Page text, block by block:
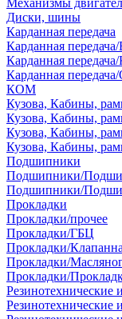
Механизмы
Диски, шины
Карданная передача
Карданная
Карданная
Карданная
КОМ
Кузова, Кабины,
Кузова, Кабины,
Кузова, Кабины,
Кузова, Кабины,
Подшипники
Подшипники/
Подшипники/
Прокладки
Прокладки/прочее
Прокладки/ГБЦ
Прокладки/
Прокладки/
Прокладки/
Резинотехнические
Резинотехнические